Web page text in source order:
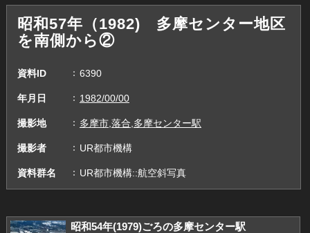
昭和57年（1982) 多摩センター地区
を南側から②
資料ID 6390
年月日 1982/00/00
撮影地 多摩市,落合,多摩センター駅
撮影者 UR都市機構
資料群名 UR都市機構::航空斜写真
昭和54年(1979)ごろの多摩センター駅